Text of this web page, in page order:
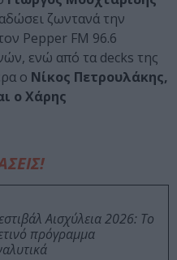
ζωντανά την
Pepper FM 96.6
ενώ από τα decks της
ο Νίκος Πετρουλάκης,
ο Χάρης
Αισχύλεια 2026: Το
πρόγραμμα